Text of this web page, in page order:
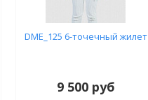
DME_125 6-точечный жилет
9 500 руб